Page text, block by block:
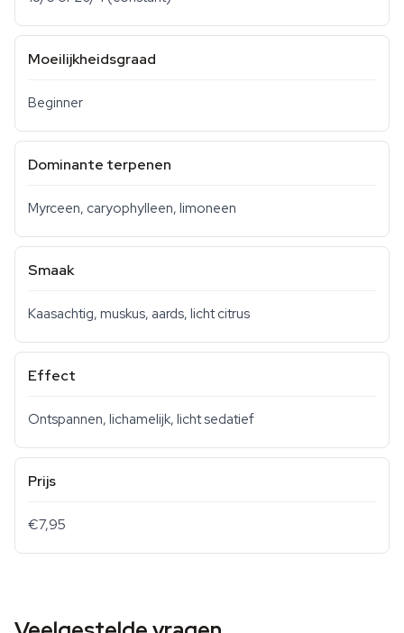
Moeilijkheidsgraad
Beginner
Dominante terpenen
Myrceen, caryophylleen, limoneen
Smaak
Kaasachtig, muskus, aards, licht citrus
Effect
Ontspannen, lichamelijk, licht sedatief
Prijs
€7,95